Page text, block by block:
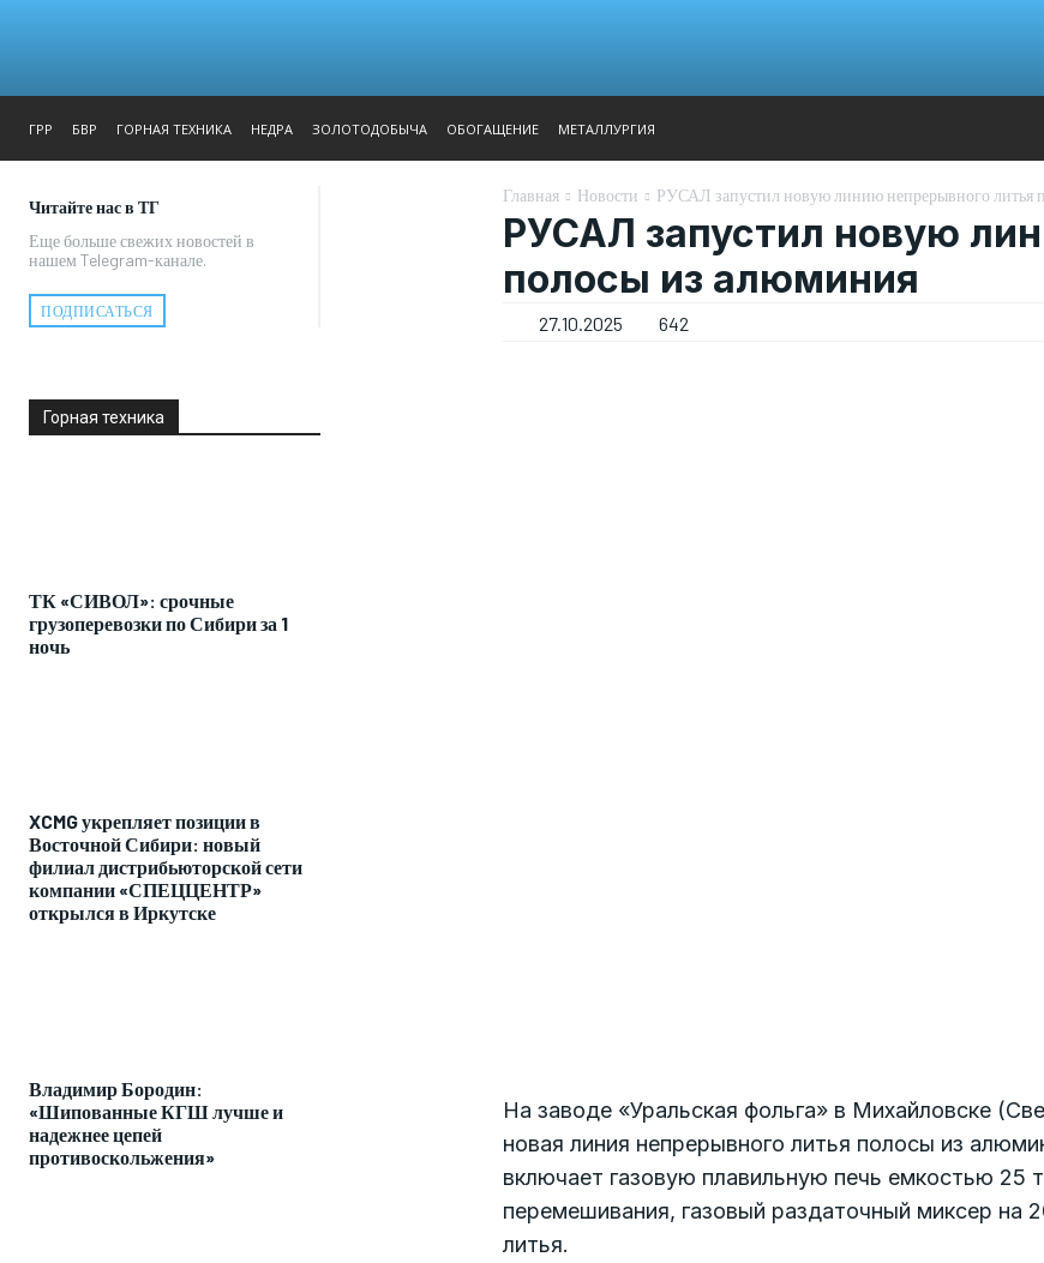
ГРР БВР ГОРНАЯ ТЕХНИКА НЕДРА ЗОЛОТОДОБЫЧА ОБОГАЩЕНИЕ МЕТАЛЛУРГИЯ
Читайте нас в ТГ
Еще больше свежих новостей в
нашем Telegram-канале.
ПОДПИСАТЬСЯ
Горная техника
ТК «СИВОЛ»: срочные
грузоперевозки по Сибири за 1
ночь
XCMG укрепляет позиции в
Восточной Сибири: новый
филиал дистрибьюторской сети
компании «СПЕЦЦЕНТР»
открылся в Иркутске
Владимир Бородин:
«Шипованные КГШ лучше и
надежнее цепей
противоскольжения»
Главная Новости РУСАЛ запустил новую линию непрерывного литья
РУСАЛ запустил новую
полосы из алюминия
27.10.2025 642
На заводе «Уральская фольга» в Михайловске
новая линия непрерывного литья полосы из
включает газовую плавильную печь емкостью 25
перемешивания, газовый раздаточный миксер на
литья.